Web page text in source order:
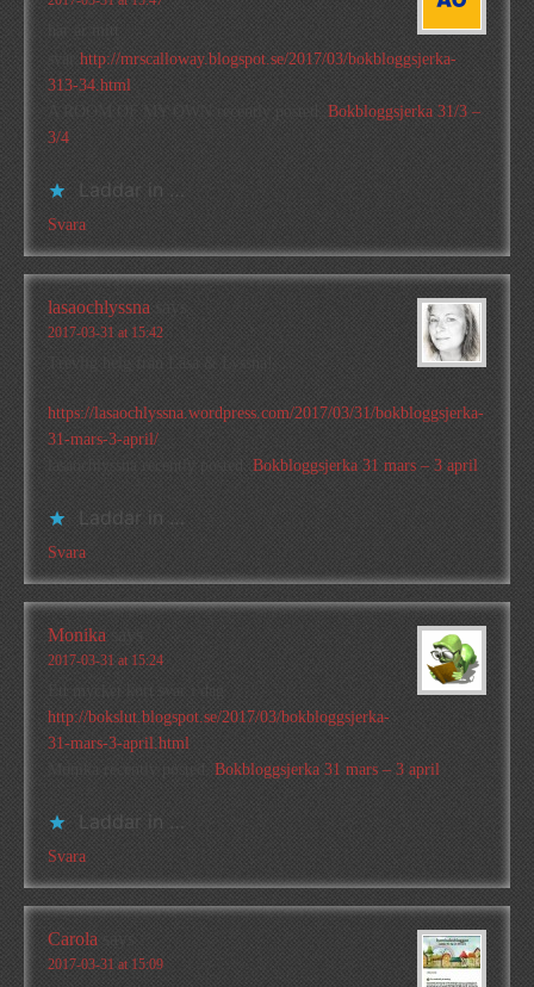
här är mitt
http://mrscalloway.blogspot.se/2017/03/bokbloggsjerka-
313-34.html
Bokbloggsjerka 31/3 –
3/4
Laddar in …
Svara
lasaochlyssna
2017-03-31 at 15:42
https://lasaochlyssna.wordpress.com/2017/03/31/bokbloggsjerka-
31-mars-3-april/
lasaochlyssna recently posted.. Bokbloggsjerka 31 mars – 3 april
Laddar in …
Svara
Monika
2017-03-31 at 15:24
Ett mycket kort svar i dag
http://bokslut.blogspot.se/2017/03/bokbloggsjerka-
31-mars-3-april.html
Bokbloggsjerka 31 mars – 3 april
Laddar in …
Svara
Carola
2017-03-31 at 15:09